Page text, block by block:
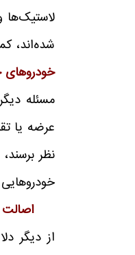
لاستیک‌ها
شده‌اند،
خودروهای
مسئله
عرضه یا
نظر
از دیگر